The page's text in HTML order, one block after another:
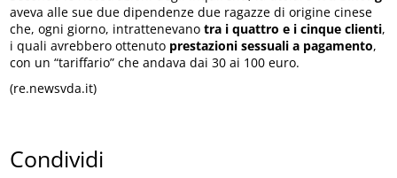
aveva alle sue due dipendenze due ragazze di origine cinese
che, ogni giorno, intrattenevanotra i quattro e i cinque clienti,
i quali avrebbero ottenuto prestazioni sessuali a pagamento,
con un “tariffario” che andava dai 30 ai 100 euro.
(re.newsvda.it)
Condividi